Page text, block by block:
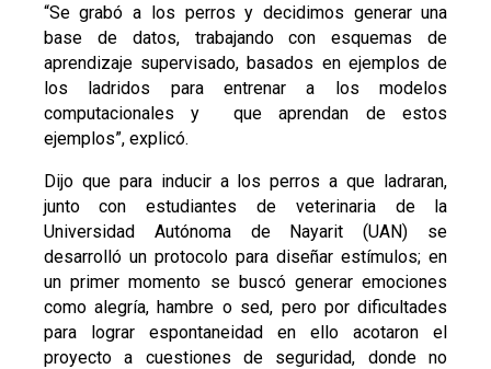
“Se grabó a los perros y decidimos generar una
base de datos, trabajando con esquemas de
aprendizaje supervisado, basados en ejemplos de
los ladridos para entrenar a los modelos
computacionales y que aprendan de estos
ejemplos”, explicó.
Dijo que para inducir a los perros a que ladraran,
junto con estudiantes de veterinaria de la
Universidad Autónoma de Nayarit (UAN) se
desarrolló un protocolo para diseñar estímulos; en
un primer momento se buscó generar emociones
como alegría, hambre o sed, pero por dificultades
para lograr espontaneidad en ello acotaron el
proyecto a cuestiones de seguridad, donde no